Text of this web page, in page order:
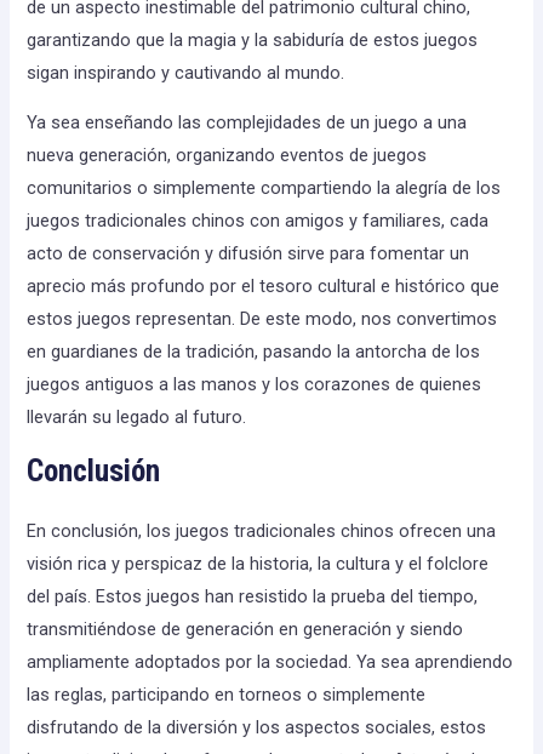
de un aspecto inestimable del patrimonio cultural chino,
garantizando que la magia y la sabiduría de estos juegos
sigan inspirando y cautivando al mundo.
Ya sea enseñando las complejidades de un juego a una
nueva generación, organizando eventos de juegos
comunitarios o simplemente compartiendo la alegría de los
juegos tradicionales chinos con amigos y familiares, cada
acto de conservación y difusión sirve para fomentar un
aprecio más profundo por el tesoro cultural e histórico que
estos juegos representan. De este modo, nos convertimos
en guardianes de la tradición, pasando la antorcha de los
juegos antiguos a las manos y los corazones de quienes
llevarán su legado al futuro.
Conclusión
En conclusión, los juegos tradicionales chinos ofrecen una
visión rica y perspicaz de la historia, la cultura y el folclore
del país. Estos juegos han resistido la prueba del tiempo,
transmitiéndose de generación en generación y siendo
ampliamente adoptados por la sociedad. Ya sea aprendiendo
las reglas, participando en torneos o simplemente
disfrutando de la diversión y los aspectos sociales, estos